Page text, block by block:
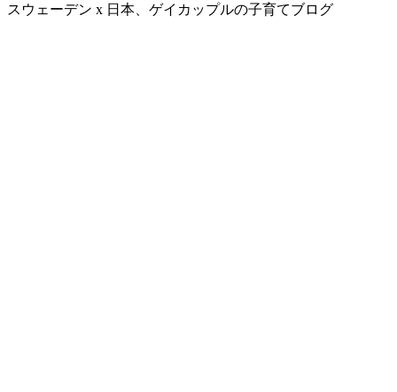
スウェーデン x 日本、ゲイカップルの子育てブログ